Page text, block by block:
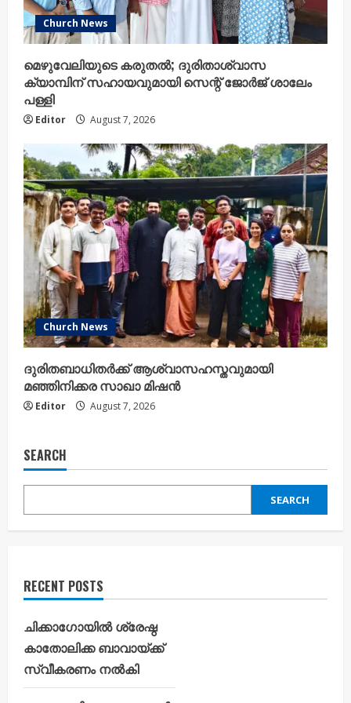
Church News
മെഴുവേലിയുടെ കരുതൽ; ദുരിതാശ്വാസ
ക്യാമ്പിന് സഹായവുമായി സെന്റ് ജോർജ് ശാലേം
പള്ളി
Editor August 7, 2026
Church News
ദുരിതബാധിതർക്ക് ആശ്വാസഹസ്തവുമായി
മഞ്ഞിനിക്കര സാഖാ മിഷൻ
Editor August 7, 2026
SEARCH
SEARCH
RECENT POSTS
ചിക്കാഗോയിൽ ശ്രേഷ്ഠ
കാതോലിക്ക ബാവായ്ക്ക്
സ്വീകരണം നൽകി